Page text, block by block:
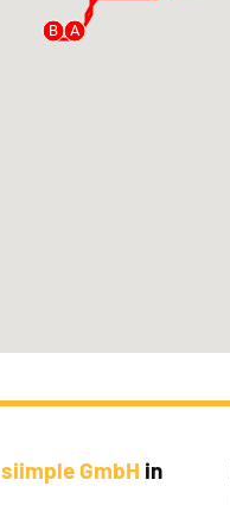
A
B
siimple GmbH in